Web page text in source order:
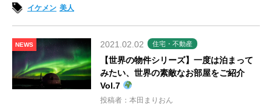
イケメン 美人
NEWS 2021.02.02 住宅・不動産
【世界の物件シリーズ】一度は泊まって
みたい、世界の素敵なお部屋をご紹介
Vol.7
投稿者：本田まりおん